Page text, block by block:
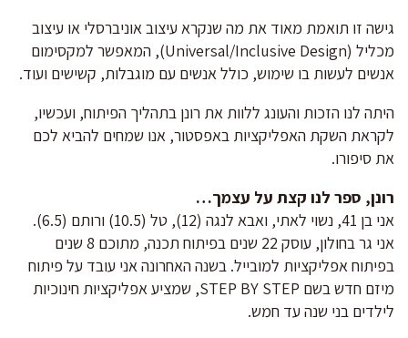
גישה זו תואמת מאוד את מה שנקרא עיצוב אוניברסלי או עיצוב
מכליל (Universal/Inclusive Design), המאפשר למקסימום
אנשים לעשות בו שימוש, כולל אנשים עם מוגבלות, קשישים ועוד.
היתה לנו הזכות והעונג ללוות את רונן בתהליך הפיתוח, ועכשיו,
לקראת השקת האפליקציות באפסטור, אנו שמחים להביא לכם
את סיפורו.
רונן, ספר לנו קצת על עצמך…
אני בן 41, נשוי לאתי, ואבא לנגה (12), טל (10.5) ורותם (6.5).
אני גר בחולון, עוסק 22 שנים בפיתוח תכנה, מתוכם 8 שנים
בפיתוח אפליקציות למובייל. בשנה האחרונה אני עובד על פיתוח
מיזם חדש בשם STEP BY STEP, שמציע אפליקציות חינוכיות
לילדים בני שנה עד חמש.